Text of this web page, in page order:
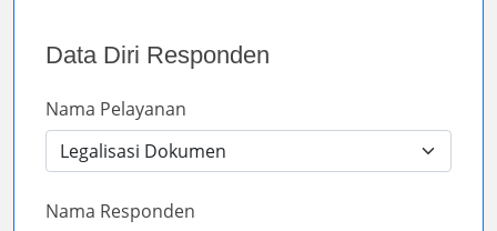
Data Diri Responden
Nama Pelayanan
Nama Responden